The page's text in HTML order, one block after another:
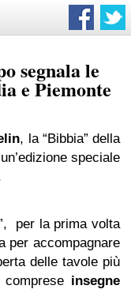
segnala le
e Piemonte
, la “Bibbia” della
speciale
per la prima volta
per accompagnare
delle tavole più
insegne